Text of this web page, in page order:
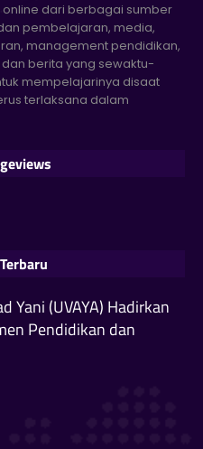
dari berbagai sumber
pembelajaran, media,
management pendidikan,
berita yang sewaktu-
mempelajarinya disaat
terlaksana dalam
Yani (UVAYA) Hadirkan
Pendidikan dan